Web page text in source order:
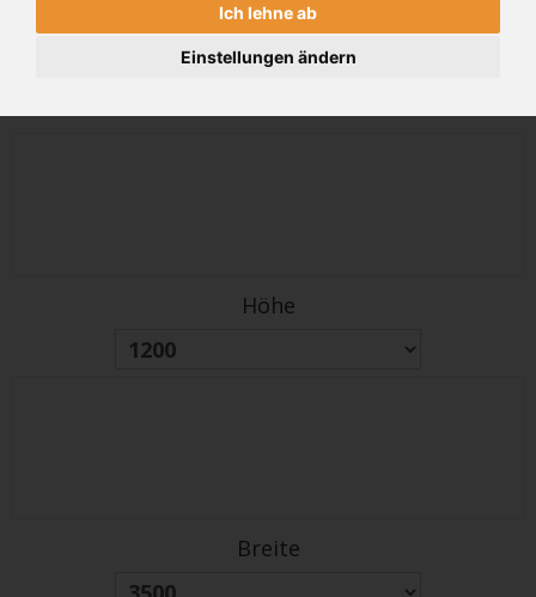
Ich lehne ab
Einstellungen ändern
2034€
Höhe
Breite